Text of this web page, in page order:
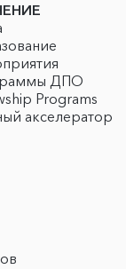
ДПО
Programs
акселератор